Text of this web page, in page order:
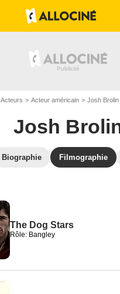
Acteurs Acteur américain Josh Brolin
Josh
Biographie Filmographie
The Dog Stars
Rôle: Bangley